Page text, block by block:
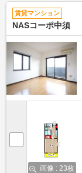
賃貸マンション
NASコーポ中須
画像 : 23枚